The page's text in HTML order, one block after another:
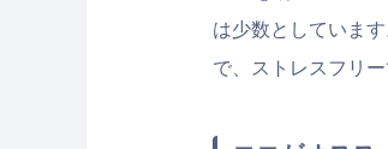
は少数としていま
で、ストレスフリ